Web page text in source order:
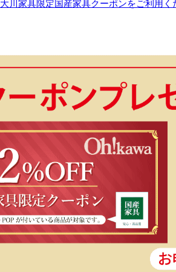
川家具限定国産家具クーポンをご利用く